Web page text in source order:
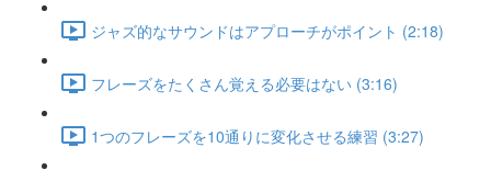
ジャズ的なサウンドはアプローチがポイント (2:18)
フレーズをたくさん覚える必要はない (3:16)
1つのフレーズを10通りに変化させる練習 (3:27)